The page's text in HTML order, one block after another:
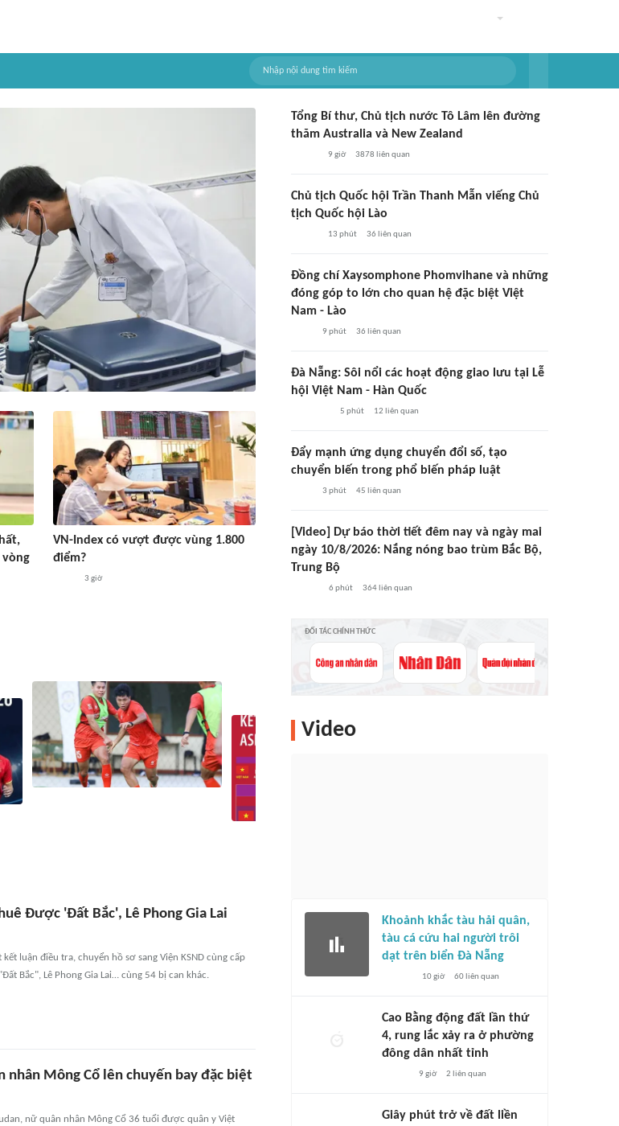
vòng
VN-Index có vượt được vùng 1.800
điểm?
3 giờ
Được 'Đất Bắc', Lê Phong Gia Lai
luận điều tra, chuyển hồ sơ sang Viện KSND cùng cấp
Bắc", Lê Phong Gia Lai… cùng 54 bị can khác.
nhân Mông Cổ lên chuyến bay đặc biệt
nữ quân nhân Mông Cổ 36 tuổi được quân y Việt
Tổng Bí thư, Chủ tịch nước Tô Lâm lên đường
thăm Australia và New Zealand
9 giờ 3878 liên quan
Chủ tịch Quốc hội Trần Thanh Mẫn viếng Chủ
tịch Quốc hội Lào
13 phút 36 liên quan
Đồng chí Xaysomphone Phomvihane và những
đóng góp to lớn cho quan hệ đặc biệt Việt
Nam - Lào
9 phút 36 liên quan
Đà Nẵng: Sôi nổi các hoạt động giao lưu tại Lễ
hội Việt Nam - Hàn Quốc
5 phút 12 liên quan
Đẩy mạnh ứng dụng chuyển đổi số, tạo
chuyển biến trong phổ biến pháp luật
3 phút 45 liên quan
[Video] Dự báo thời tiết đêm nay và ngày mai
ngày 10/8/2026: Nắng nóng bao trùm Bắc Bộ,
Trung Bộ
6 phút 364 liên quan
ĐỐI TÁC CHÍNH THỨC
Video
Khoảnh khắc tàu hải quân,
tàu cá cứu hai người trôi
dạt trên biển Đà Nẵng
10 giờ 60liên quan
Cao Bằng động đất lần thứ
4, rung lắc xảy ra ở phường
đông dân nhất tỉnh
9 giờ 2 liên quan
Giây phút trở về đất liền